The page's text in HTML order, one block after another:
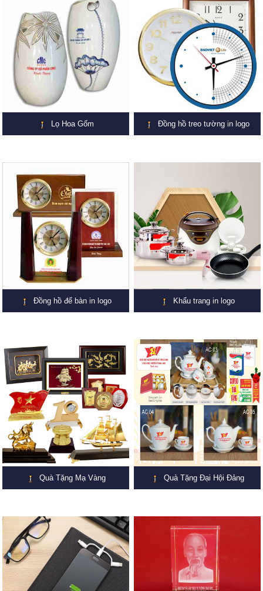
Lọ Hoa Gốm Đồng hồ treo tường in logo
Đồng hồ để bàn in logo Khẩu trang in logo
Quà Tặng Mạ Vàng Quà Tặng Đại Hội Đảng